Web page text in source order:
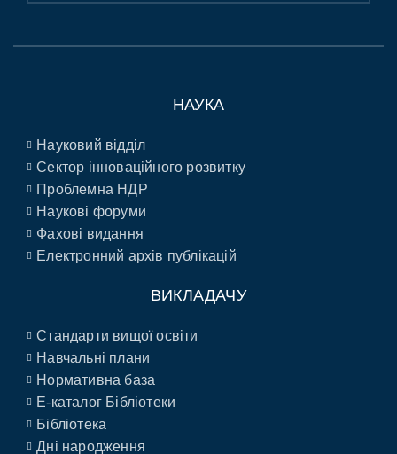
НАУКА
Науковий відділ
Сектор інноваційного розвитку
Проблемна НДР
Наукові форуми
Фахові видання
Електронний архів публікацій
ВИКЛАДАЧУ
Стандарти вищої освіти
Навчальні плани
Нормативна база
E-каталог Бібліотеки
Бібліотека
Дні народження